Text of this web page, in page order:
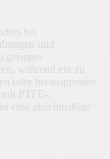
bei
und
geringes
während ein zu
oder herauspressen
PTFE-,
eine gleichmäßige